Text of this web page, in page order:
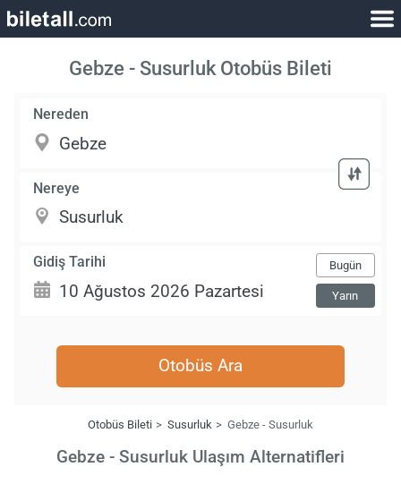
Gebze - Susurluk Otobüs Bileti
Nereden
Nereye
Gidiş Tarihi Bugün
Yarın
Otobüs Ara
Otobüs Bileti Susurluk Gebze - Susurluk
Gebze - Susurluk Ulaşım Alternatifleri